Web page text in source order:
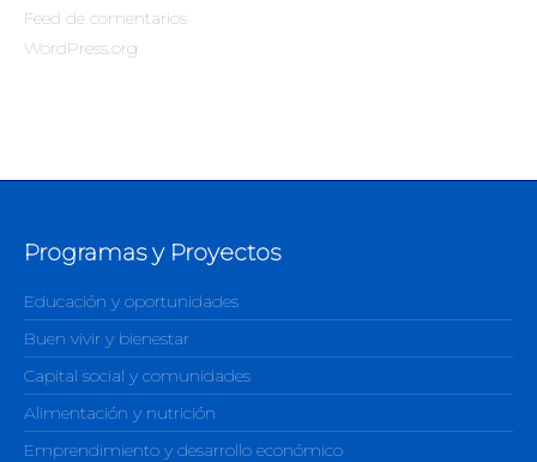
Feed de comentarios
WordPress.org
Programas y Proyectos
Educación y oportunidades
Buen vivir y bienestar
Capital social y comunidades
Alimentación y nutrición
Emprendimiento y desarrollo económico